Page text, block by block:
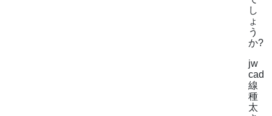
し
ょ
う
か?
jw
cad
線
種
太